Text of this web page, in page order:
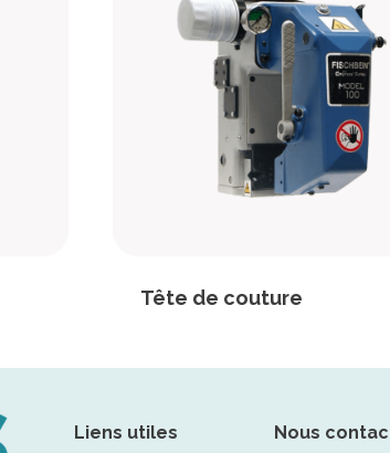
Tête de couture
Liens utiles Nous